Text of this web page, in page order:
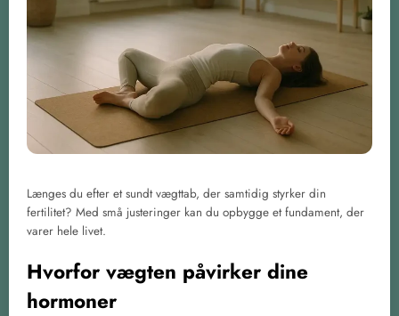
Længes du efter et sundt vægttab, der samtidig styrker din
fertilitet? Med små justeringer kan du opbygge et fundament, der
varer hele livet.
Hvorfor vægten påvirker dine
hormoner